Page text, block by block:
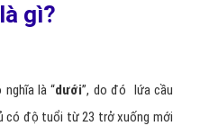
gì?
là “dưới”, do đó lứa cầu
có độ tuổi từ 23 trở xuống mới